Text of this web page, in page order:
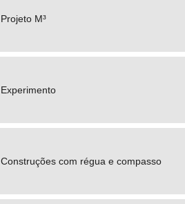
Projeto M³
Experimento
Construções com régua e compasso